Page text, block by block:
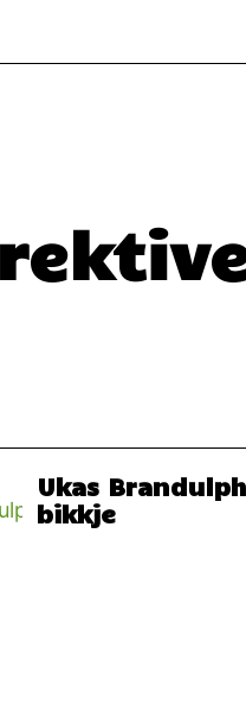
Ukas
bikkje